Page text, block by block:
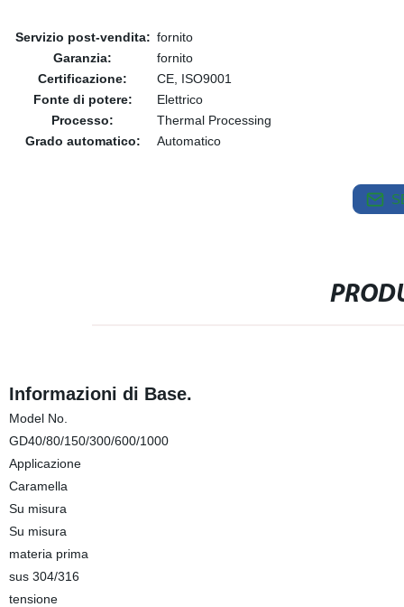
Servizio post-vendita: fornito
Garanzia:
fornito
Certificazione:
CE, ISO9001
Fonte di potere:
Elettrico
Processo:
Thermal Processing
Grado automatico:
Automatico
Informazioni di Base.
Model No.
GD40/80/150/300/600/1000
Applicazione
Caramella
Su misura
Su misura
materia prima
sus 304/316
tensione